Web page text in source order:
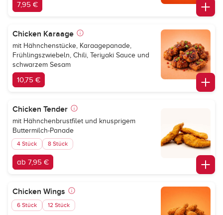
7,95 €
Chicken Karaage
mit Hähnchenstücke, Karaagepanade,
Frühlingszwiebeln, Chili, Teriyaki Sauce und
schwarzem Sesam
10,75 €
Chicken Tender
mit Hähnchenbrustfilet und knusprigem
Buttermilch-Panade
4 Stück 8 Stück
ab 7,95 €
Chicken Wings
6 Stück 12 Stück